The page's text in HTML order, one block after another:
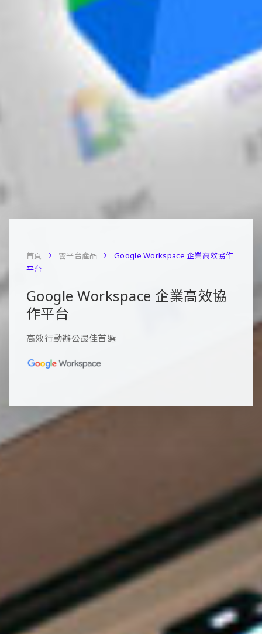
首頁 雲平台產品
Google Workspace 企業高效協作
平台
Google Workspace 企業高效協
作平台
高效行動辦公最佳首選